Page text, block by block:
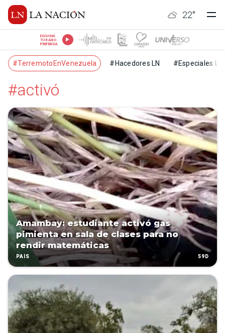
22°
ESCUCHÁ
TU RADIO
PREFERIDA
#TerremotoEnVenezuela #Hacedores LN #Especiales LN
#activó
Amambay: estudiante activó gas
pimienta en sala de clases para no
rendir matemáticas
PAÍS 59D